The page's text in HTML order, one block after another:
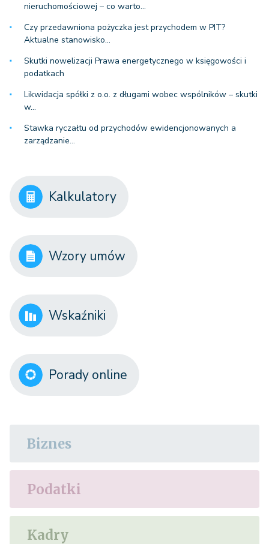
nieruchomościowej – co warto…
Czy przedawniona pożyczka jest przychodem w PIT?
Aktualne stanowisko…
Skutki nowelizacji Prawa energetycznego w księgowości i
podatkach
Likwidacja spółki z o.o. z długami wobec wspólników – skutki
w…
Stawka ryczałtu od przychodów ewidencjonowanych a
zarządzanie…
Kalkulatory
Wzory umów
Wskaźniki
Porady online
Biznes
Podatki
Kadry